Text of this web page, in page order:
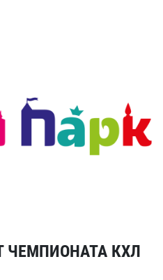
ЧЕМПИОНАТА КХЛ